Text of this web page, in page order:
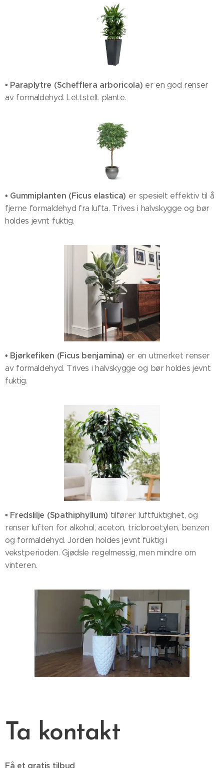
• Paraplytre (Schefflera arboricola) er en god renser
av formaldehyd. Lettstelt plante.
• Gummiplanten (Ficus elastica) er spesielt effektiv til å
fjerne formaldehyd fra lufta. Trives i halvskygge og bør
holdes jevnt fuktig.
• Bjørkefiken (Ficus benjamina) er en utmerket renser
av formaldehyd. Trives i halvskygge og bør holdes jevnt
fuktig.
• Fredslilje (Spathiphyllum) tilfører luftfuktighet, og
renser luften for alkohol, aceton, tricloroetylen, benzen
og formaldehyd. Jorden holdes jevnt fuktig i
vekstperioden. Gjødsle regelmessig, men mindre om
vinteren.
Ta kontakt